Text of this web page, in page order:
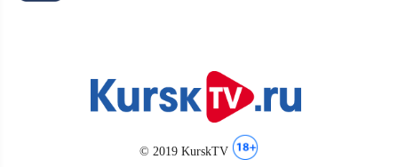
© 2019 KurskTV